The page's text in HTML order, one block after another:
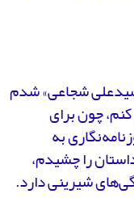
«سیدعلی شجاعی» شدم
چون برای
به
را چشیدم،
شیرینی دارد.